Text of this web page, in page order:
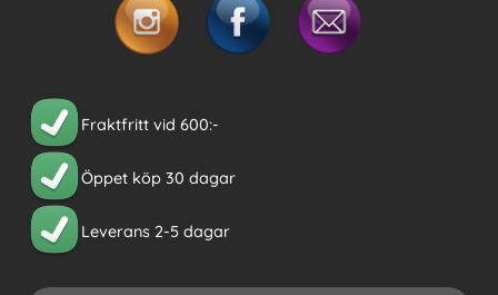
Fraktfritt vid 600:-
Öppet köp 30 dagar
Leverans 2-5 dagar